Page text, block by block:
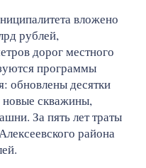
вложено
рублей,
дорог местного
программы
обновлены десятки
новые скважины,
За пять лет траты
района